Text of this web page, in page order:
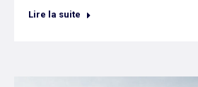
Lire la suite